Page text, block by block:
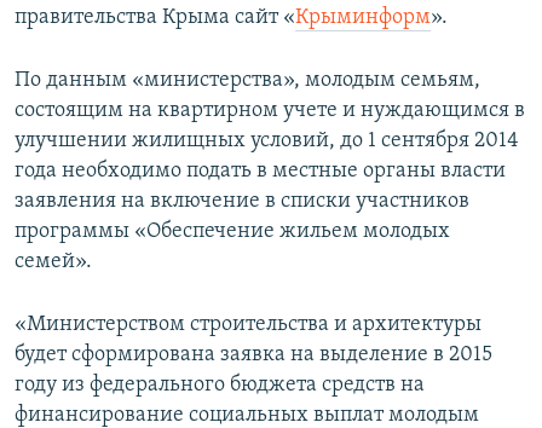
ПОБЕДИТЕЛЕЙ НЕ СУДЯТ?
ELIFBE
УКРАИНСКАЯ ПРОБЛЕМА КРЫМА
ПРИСОЕДИНЯЙТЕСЬ!
Все сайты RFE/RL
правительства Крыма сайт «Крыминформ».
По данным «министерства», молодым семьям,
состоящим на квартирном учете и нуждающимся в
улучшении жилищных условий, до 1 сентября 2014
года необходимо подать в местные органы власти
заявления на включение в списки участников
программы «Обеспечение жильем молодых
семей».
«Министерством строительства и архитектуры
будет сформирована заявка на выделение в 2015
году из федерального бюджета средств на
финансирование социальных выплат молодым